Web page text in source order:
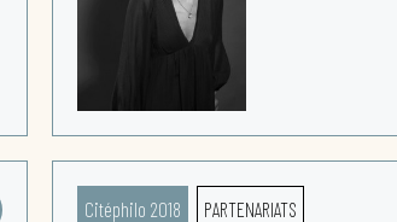
Citéphilo 2018 PARTENARIATS